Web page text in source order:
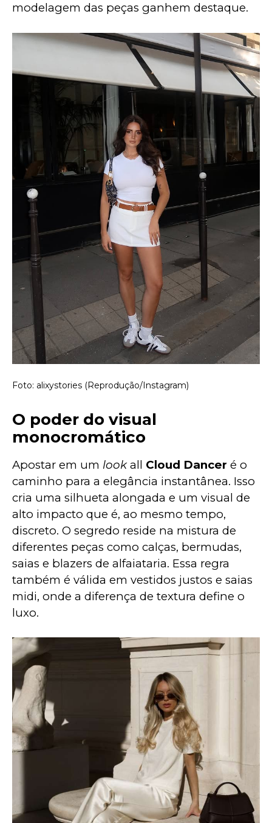
modelagem das peças ganhem destaque.
Foto: alixystories (Reprodução/Instagram)
O poder do visual
monocromático
Apostar em um look all Cloud Dancer é o
caminho para a elegância instantânea. Isso
cria uma silhueta alongada e um visual de
alto impacto que é, ao mesmo tempo,
discreto. O segredo reside na mistura de
diferentes peças como calças, bermudas,
saias e blazers de alfaiataria. Essa regra
também é válida em vestidos justos e saias
midi, onde a diferença de textura define o
luxo.